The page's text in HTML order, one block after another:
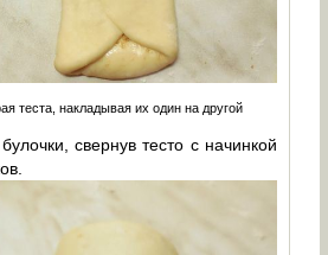
теста, накладывая их один на другой
свернув тесто с начинкой